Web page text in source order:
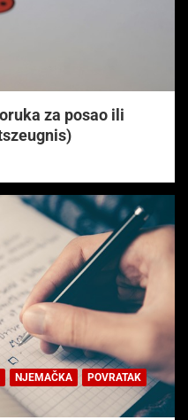
za posao ili
NJEMAČKA
POVRATAK